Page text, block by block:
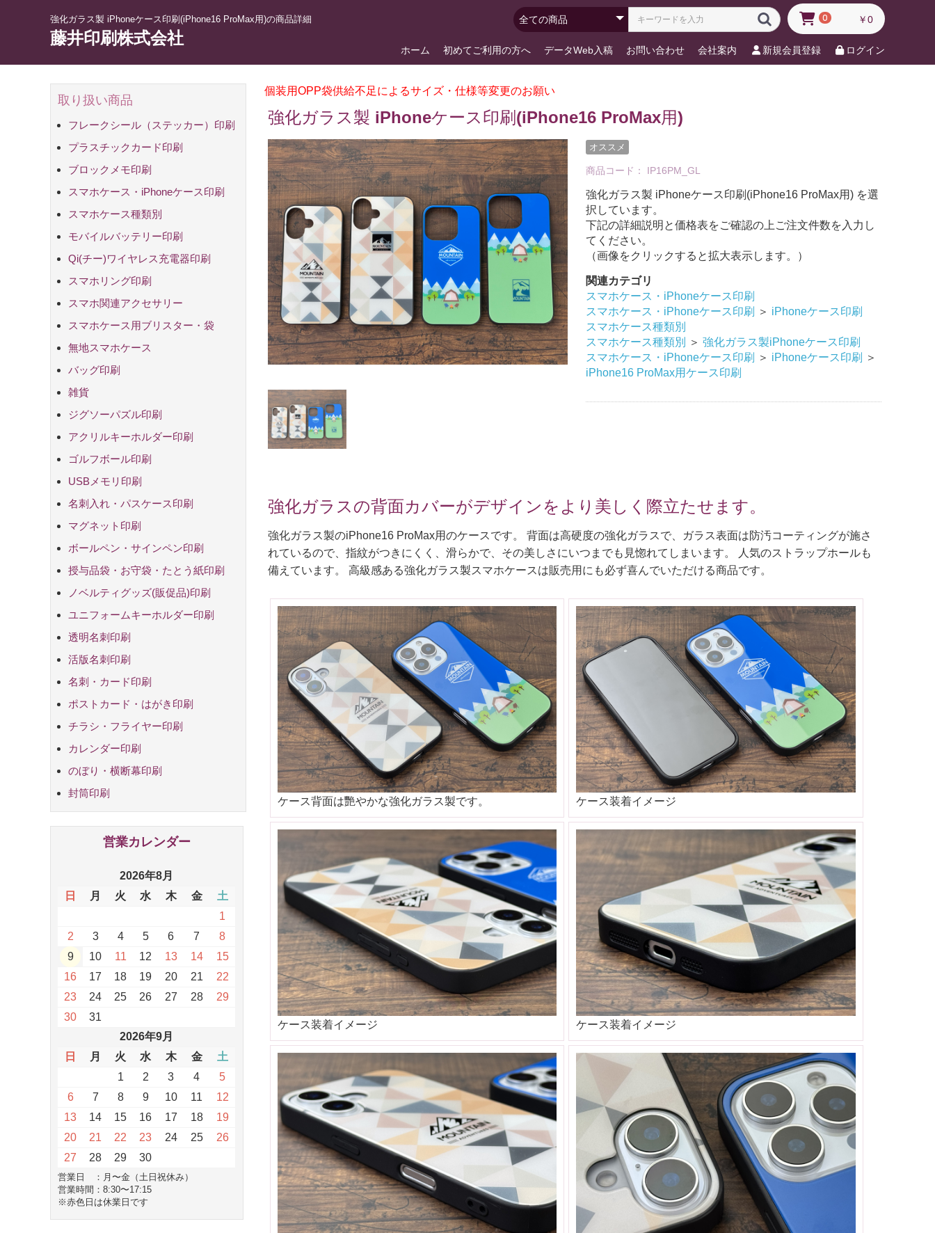
強化ガラス製 iPhoneケース印刷(iPhone16 ProMax用)の商品詳細
藤井印刷株式会社
0 ￥0
ホーム 初めてご利用の方へ データWeb入稿 お問い合わせ 会社案内 新規会員登録 ログイン
取り扱い商品
フレークシール（ステッカー）印刷
プラスチックカード印刷
ブロックメモ印刷
スマホケース・iPhoneケース印刷
iPhoneケース印刷 iPhone17 ProMax用ケース印刷
iPhone17 Pro用ケース印刷
iPhone17 Air用ケース印刷
iPhone17用ケース印刷
iPhone16 e／17e兼用ケース印刷
iPhone16 ProMax用ケース印刷
iPhone16 Plus用ケース印刷
iPhone16 Pro用ケース印刷
iPhone16用ケース印刷
iPhone15 ProMax用ケース印刷
iPhone15 Pro用ケース印刷
iPhone15 Plus用ケース印刷
iPhone15用ケース印刷
iPhone14 Pro Max用ケース印刷
iPhone14 Pro用ケース印刷
iPhone14 Plus用ケース印刷
iPhone13/14兼用ケース印刷
iPhone13 Pro Max用ケース印刷
iPhone13 Pro用ケース印刷
iPhone13専用ケース印刷
iPhone13 mini用ケース印刷
iPhone12 Pro Max用ケース印刷
iPhone12/12 Pro用ケース印刷
iPhone12 mini用ケース印刷
iPhone11 Pro Max用ケース印刷
iPhone11 Pro用ケース印刷
iPhone11用ケース印刷
iPhoneXR用ケース印刷
iPhoneXS Max用ケース印刷
iPhoneX/XS用ケース印刷
iPhone8 Plus用ケース印刷
iPhone7/8/SE2/SE3用ケース印刷
iPhone7 Plus用ケース印刷
スマホケース印刷(汎用)
持込資材印刷
スマホケース種類別 強化ガラス製iPhoneケース(白フチ付)印刷
強化ガラス製iPhoneケース印刷
スクエア型 強化ガラス製iPhoneケース印
ハードケース(PC)印刷
ソフトケース(TPU)印刷
グリップバンパーケース
ミラーケース
手帳型スマホケース印刷(フラップ付・内面
手帳型スマホケース印刷(フラップ無・内面
白・両面印刷対応型)
手帳型スマホケース印刷(汎用タイプ・フラ
ップ無・内面白)
スマホケース箔加工
モバイルバッテリー印刷
Qi(チー)ワイヤレス充電器印刷
スマホリング印刷
スマホ関連アクセサリー
スマホケース用ブリスター・袋
OPP袋+台紙印刷セット
無地スマホケース
バッグ印刷
雑貨
ジグソーパズル印刷
アクリルキーホルダー印刷
ゴルフボール印刷
USBメモリ印刷
名刺入れ・パスケース印刷
マグネット印刷
ボールペン・サインペン印刷
授与品袋・お守袋・たとう紙印刷
ノベルティグッズ(販促品)印刷
ユニフォームキーホルダー印刷
透明名刺印刷
活版名刺印刷
名刺・カード印刷
ポストカード・はがき印刷
チラシ・フライヤー印刷
B7からA6までのチラシ・フライヤー印刷
B6からA5までのチラシ・フライヤー印刷
B5からA4までのチラシ・フライヤー印刷
B4からA3までのチラシ・フライヤー印刷
カレンダー印刷
のぼり・横断幕印刷
封筒印刷
営業カレンダー
2026年8月
日
月 火 水 木 金
土
1
2
3 4 5 6 7
8
9
10 11 12 13 14
15
16
17 18 19 20 21
22
23
24 25 26 27 28
29
30
31
2026年9月
日
月 火 水 木 金
土
1
2 3 4
5
6
7 8 9 10 11
12
13
14 15 16 17 18
19
20
21 22 23 24 25
26
27
28 29 30
営業日 ：月〜金（土日祝休み）
営業時間：8:30〜17:15
※赤色日は休業日です
個装用OPP袋供給不足によるサイズ・仕様等変更のお願い
強化ガラス製 iPhoneケース印刷(iPhone16 ProMax用)
オススメ
商品コード： IP16PM_GL
強化ガラス製 iPhoneケース印刷(iPhone16 ProMax用) を選
択しています。
下記の詳細説明と価格表をご確認の上ご注文件数を入力し
てください。
（画像をクリックすると拡大表示します。）
関連カテゴリ
スマホケース・iPhoneケース印刷
スマホケース・iPhoneケース印刷
＞ iPhoneケース印刷
スマホケース種類別
スマホケース種類別
＞ 強化ガラス製iPhoneケース印刷
スマホケース・iPhoneケース印刷
＞ iPhoneケース印刷
＞
iPhone16 ProMax用ケース印刷
強化ガラスの背面カバーがデザインをより美しく際立たせます。
強化ガラス製のiPhone16 ProMax用のケースです。 背面は高硬度の強化ガラスで、ガラス表面は防汚コーティングが施さ
れているので、指紋がつきにくく、滑らかで、その美しさにいつまでも見惚れてしまいます。 人気のストラップホールも
備えています。 高級感ある強化ガラス製スマホケースは販売用にも必ず喜んでいただける商品です。
ケース背面は艷やかな強化ガラス製です。 ケース装着イメージ
ケース装着イメージ ケース装着イメージ